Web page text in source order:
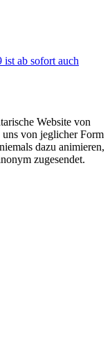
ist ab sofort auch
Website von
von jeglicher Form
dazu animieren,
zugesendet.